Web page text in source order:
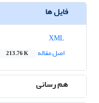
فایل ها
اصل مقاله
213.76 K
هم رسانی